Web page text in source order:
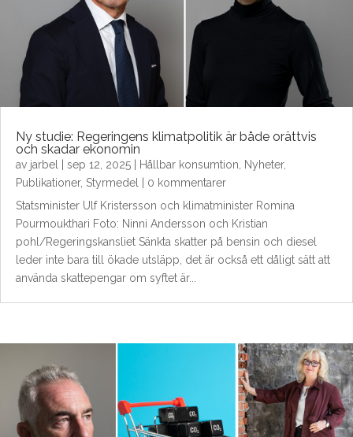
Ny studie: Regeringens klimatpolitik är både orättvis
och skadar ekonomin
av jarbel sep 12, 2025 Hållbar konsumtion Nyheter,
Publikationer, Styrmedel
| 0 kommentarer
Statsminister Ulf Kristersson och klimatminister Romina
Pourmoukthari Foto: Ninni Andersson och Kristian
pohl/Regeringskansliet Sänkta skatter på bensin och diesel
leder inte bara till ökade utsläpp, det är också ett dåligt sätt att
använda skattepengar om syftet är...